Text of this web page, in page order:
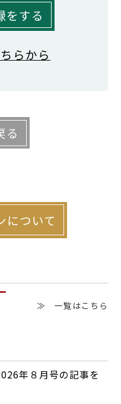
る社会課題に建
る、九州大学大
Gueich 氏
ロッパー
暮らす家
VERGEL」
をする
らから
る
について
≫ 一覧はこちら
年８月号の記事を